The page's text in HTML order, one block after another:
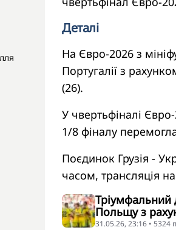
Деталі
На Євро-2026 з
Португалії з
(26).
У чвертьфіналі Євро-
1/8 фіналу
Поєдинок Грузія -
часом, трансляція
Тріумфальний
Польщу з
31.05.26, 23:16 • 5324